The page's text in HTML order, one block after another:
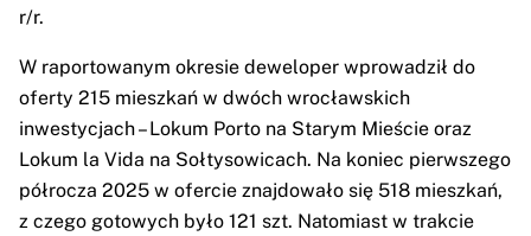
r/r.
W raportowanym okresie deweloper wprowadził do
oferty 215 mieszkań w dwóch wrocławskich
inwestycjach – Lokum Porto na Starym Mieście oraz
Lokum la Vida na Sołtysowicach. Na koniec pierwszego
półrocza 2025 w ofercie znajdowało się 518 mieszkań,
z czego gotowych było 121 szt. Natomiast w trakcie